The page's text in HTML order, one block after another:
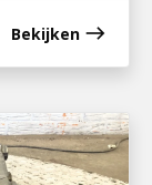
Bekijken east